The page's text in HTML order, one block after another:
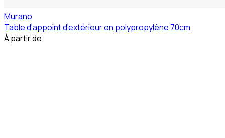
Murano
Table d’appoint d’extérieur en polypropylène 70cm
À partir de